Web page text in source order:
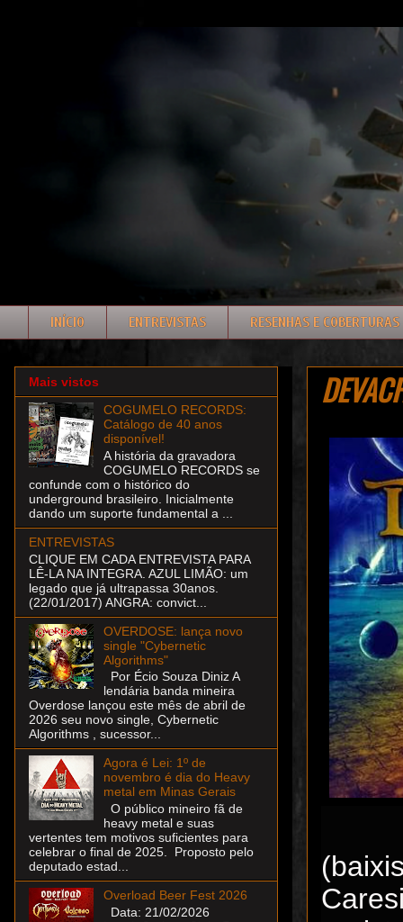
INÍCIO ENTREVISTAS RESENHAS E COBERTURAS
Mais vistos
COGUMELO RECORDS:
Catálogo de 40 anos
disponível!
A história da gravadora
COGUMELO RECORDS se
confunde com o histórico do
underground brasileiro. Inicialmente
dando um suporte fundamental a ...
ENTREVISTAS
CLIQUE EM CADA ENTREVISTA PARA
LÊ-LA NA INTEGRA. AZUL LIMÃO: um
legado que já ultrapassa 30anos.
(22/01/2017) ANGRA: convict...
OVERDOSE: lança novo
single "Cybernetic
Algorithms"
Por Écio Souza Diniz A
lendária banda mineira
Overdose lançou este mês de abril de
2026 seu novo single, Cybernetic
Algorithms , sucessor...
Agora é Lei: 1º de
novembro é dia do Heavy
metal em Minas Gerais
O público mineiro fã de
heavy metal e suas
vertentes tem motivos suficientes para
celebrar o final de 2025. Proposto pelo
deputado estad...
Overload Beer Fest 2026
Data: 21/02/2026